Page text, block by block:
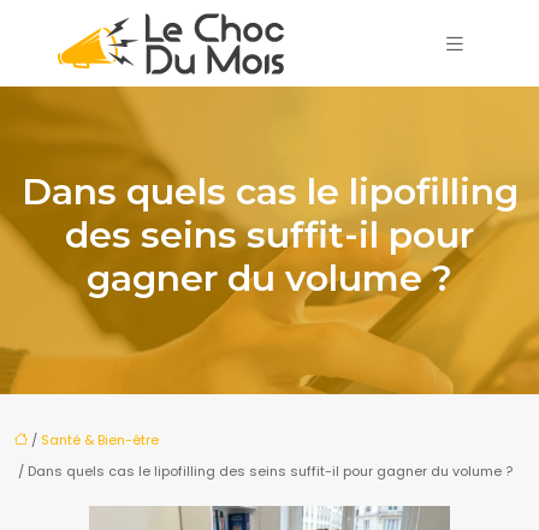
Dans quels cas le lipofilling
des seins suffit-il pour
gagner du volume ?
/ Santé & Bien-être
/ Dans quels cas le lipofilling des seins suffit-il pour gagner du volume ?